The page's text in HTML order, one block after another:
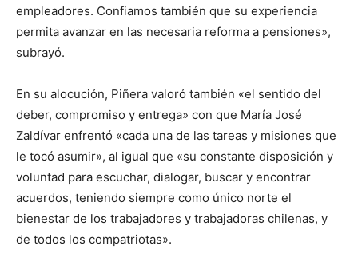
empleadores. Confiamos también que su experiencia
permita avanzar en las necesaria reforma a pensiones»,
subrayó.
En su alocución, Piñera valoró también «el sentido del
deber, compromiso y entrega» con que María José
Zaldívar enfrentó «cada una de las tareas y misiones que
le tocó asumir», al igual que «su constante disposición y
voluntad para escuchar, dialogar, buscar y encontrar
acuerdos, teniendo siempre como único norte el
bienestar de los trabajadores y trabajadoras chilenas, y
de todos los compatriotas».